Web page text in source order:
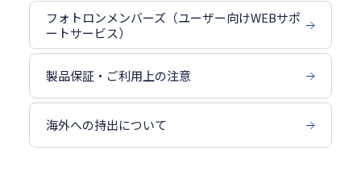
フォトロンメンバーズ（ユーザー向けWEBサポ
ートサービス）
製品保証・ご利用上の注意
海外への持出について